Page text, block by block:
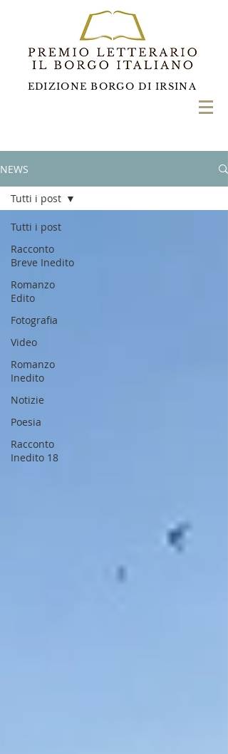
EDIZIONE BORGO DI IRSINA
NEWS
Tutti i post
Racconto
Breve Inedito
Romanzo
Edito
Fotografia
Video
Romanzo
Inedito
Notizie
Poesia
Racconto
Inedito 18
Tutti i post